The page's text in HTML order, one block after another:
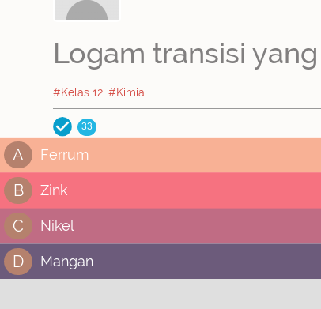
Logam transisi
#Kelas 12 #Kimia
33
A Ferrum
B Zink
C Nikel
D Mangan